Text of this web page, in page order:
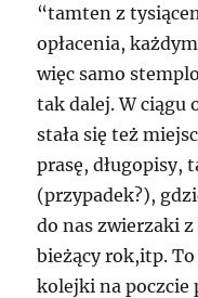
“tamten z
opłacenia,
więc samo
tak dalej. W
stała się też
prasę, długopisy,
(przypadek?),
do nas zwierzaki
bieżący rok,itp.
kolejki na poczcie